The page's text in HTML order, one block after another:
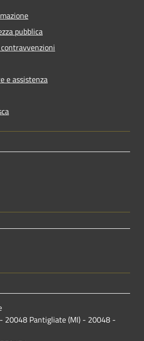
pubblica
e assistenza
20048 Pantigliate (MI) - 20048 -